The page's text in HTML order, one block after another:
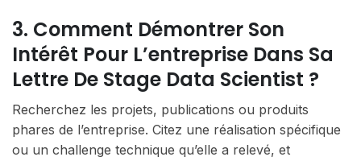
3. Comment Démontrer Son
Intérêt Pour L’entreprise Dans Sa
Lettre De Stage Data Scientist ?
Recherchez les projets, publications ou produits
phares de l’entreprise. Citez une réalisation spécifique
ou un challenge technique qu’elle a relevé, et